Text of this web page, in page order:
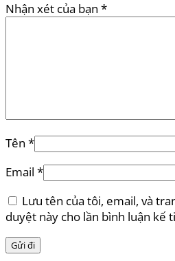
Nhận xét của bạn *
Tên *
Email *
Lưu tên của tôi, email, và
duyệt này cho lần bình luận kế